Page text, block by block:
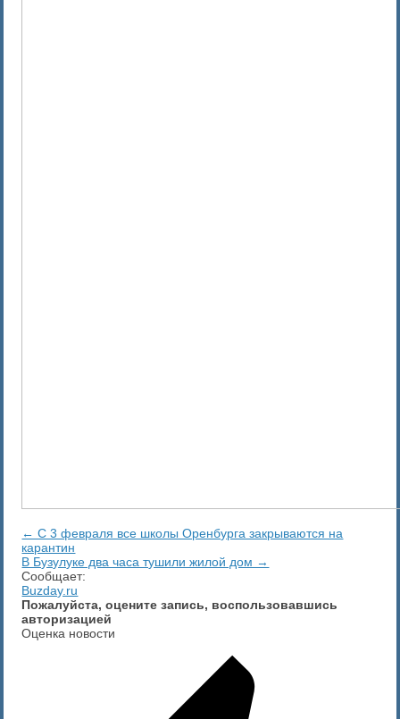
← С 3 февраля все школы Оренбурга закрываются на
карантин
В Бузулуке два часа тушили жилой дом →
Сообщает:
Buzday.ru
Пожалуйста, оцените запись, воспользовавшись
авторизацией
Оценка новости